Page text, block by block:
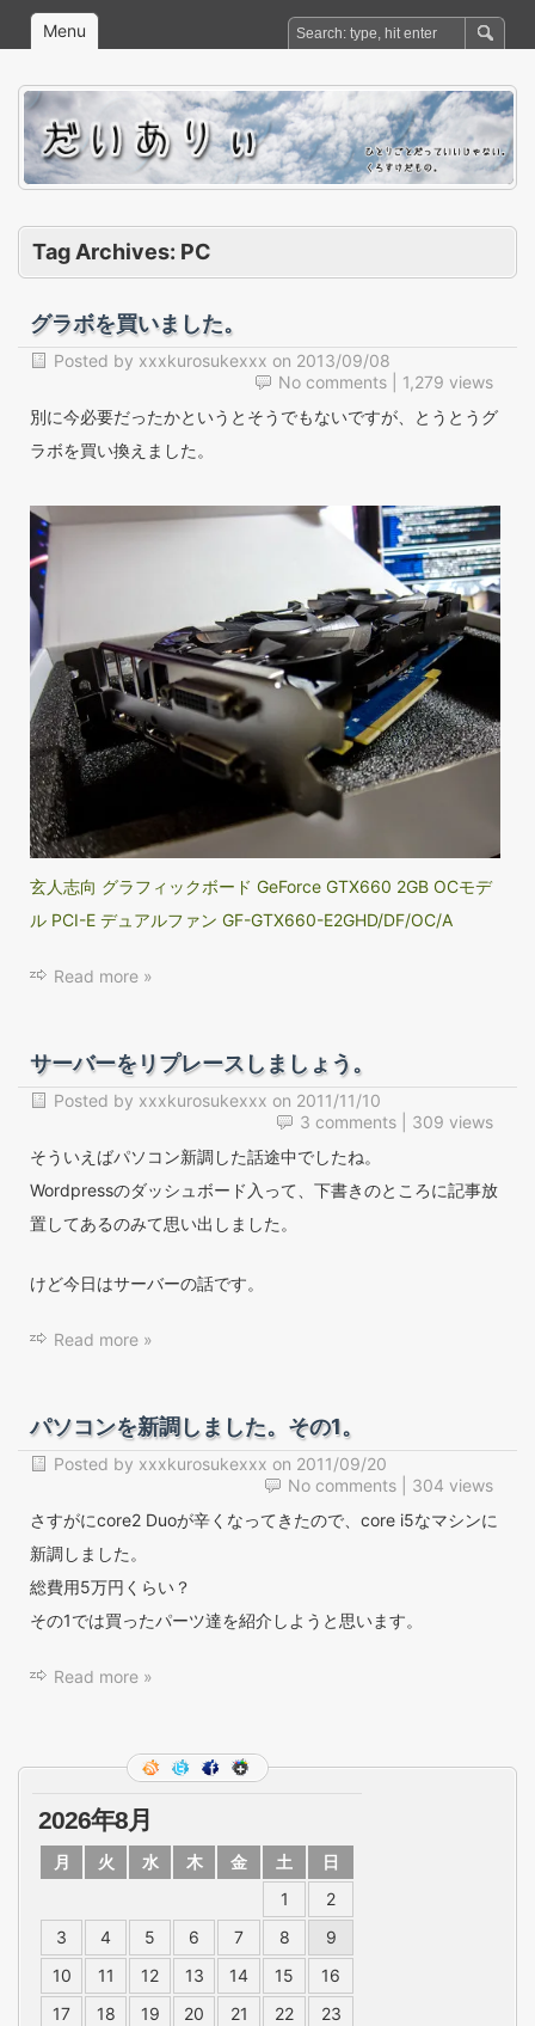
Menu
Tag Archives: PC
グラボを買いました。
Posted by xxxkurosukexxx on 2013/09/08
No comments | 1,279 views
別に今必要だったかというとそうでもないですが、とうとうグ
ラボを買い換えました。
玄人志向 グラフィックボード GeForce GTX660 2GB OCモデ
ル PCI-E デュアルファン GF-GTX660-E2GHD/DF/OC/A
Read more »
サーバーをリプレースしましょう。
Posted by xxxkurosukexxx on 2011/11/10
3 comments | 309 views
そういえばパソコン新調した話途中でしたね。
Wordpressのダッシュボード入って、下書きのところに記事放
置してあるのみて思い出しました。
けど今日はサーバーの話です。
Read more »
パソコンを新調しました。その1。
Posted by xxxkurosukexxx on 2011/09/20
No comments | 304 views
さすがにcore2 Duoが辛くなってきたので、core i5なマシンに
新調しました。
総費用5万円くらい？
その1では買ったパーツ達を紹介しようと思います。
Read more »
2026年8月
月 火 水 木 金 土
日
1
2
3
4 5 6 7 8
9
10
11 12 13 14 15
16
17
18 19 20 21 22
23